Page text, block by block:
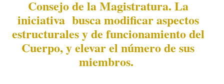
Consejo de la Magistratura. La
iniciativa busca modificar aspectos
estructurales y de funcionamiento del
Cuerpo, y elevar el número de sus
miembros.